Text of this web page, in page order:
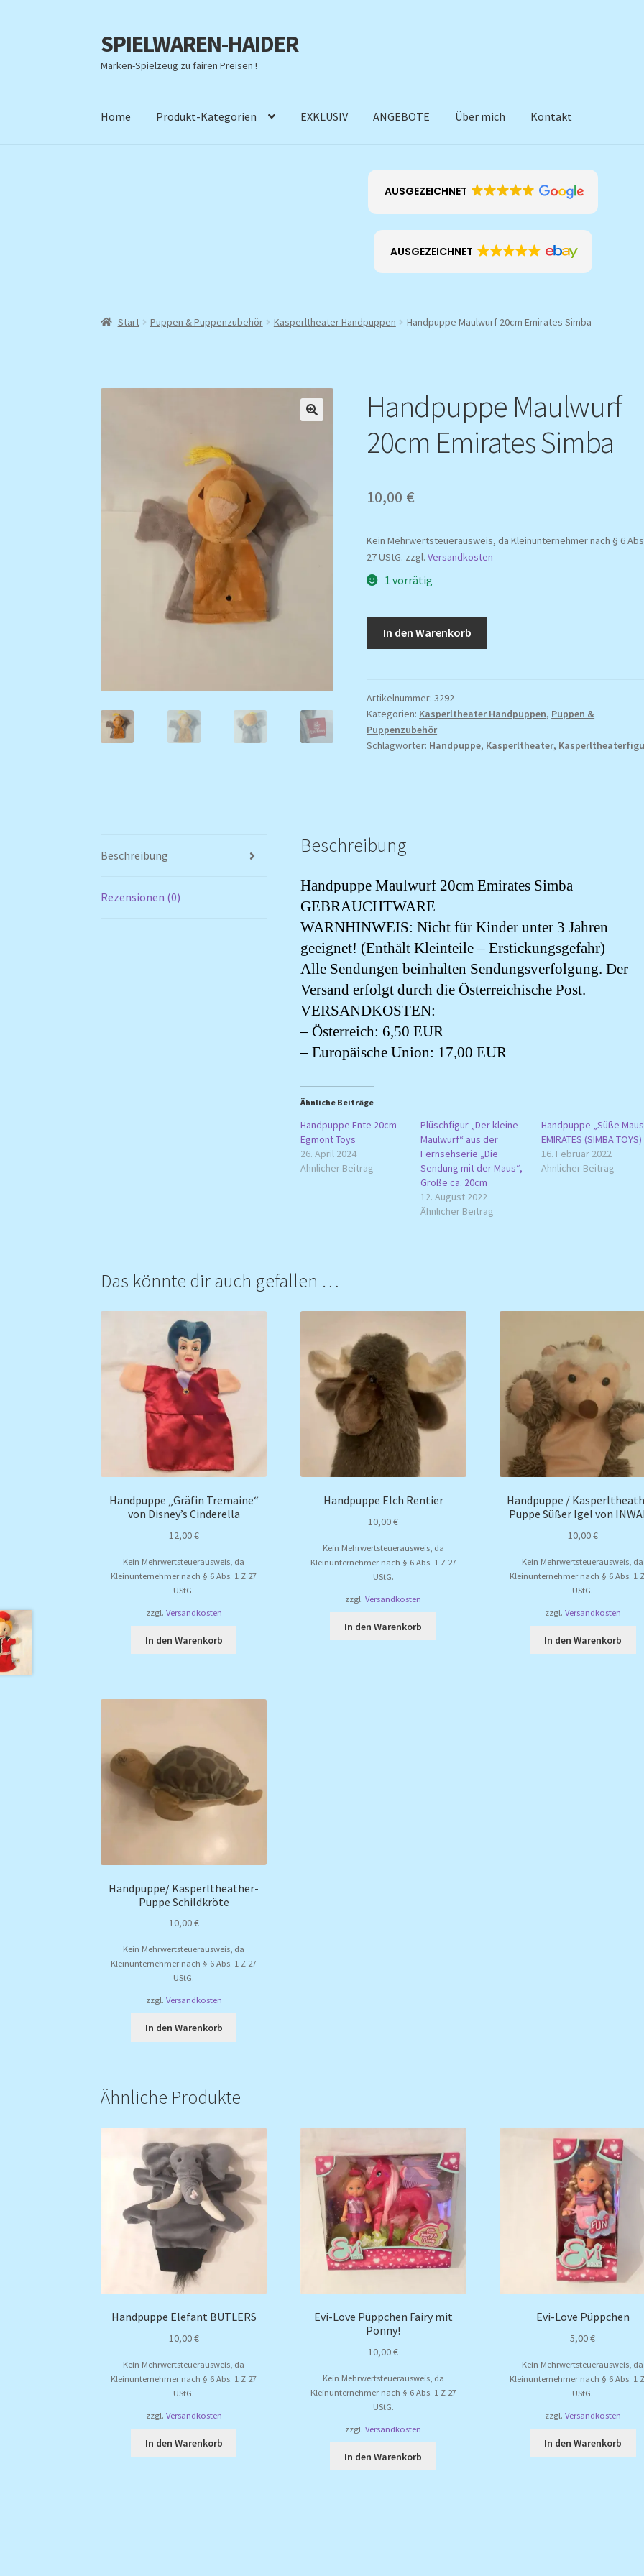
Zur
Navigation
springen
Zum
Inhalt
springen
SPIELWAREN-HAIDER
Marken-Spielzeug zu fairen Preisen !
Home Produkt-Kategorien EXKLUSIV ANGEBOTE Über mich Kontakt
AUSGEZEICHNET
AUSGEZEICHNET
Start Puppen & Puppenzubehör Kasperltheater Handpuppen Handpuppe Maulwurf 20cm Emirates Simba
Handpuppe Maulwurf
20cm Emirates Simba
10,00 €
Kein Mehrwertsteuerausweis, da Kleinunternehmer nach § 6
27 UStG. zzgl.Versandkosten
1 vorrätig
Simba
Menge
In den Warenkorb
Artikelnummer:3292
Kategorien: Kasperltheater Handpuppen, Puppen &
Puppenzubehör
Schlagwörter: Handpuppe, Kasperltheater,
Beschreibung
Rezensionen (0)
Beschreibung
Handpuppe Maulwurf 20cm Emirates Simba
GEBRAUCHTWARE
WARNHINWEIS: Nicht für Kinder unter 3 Jahren
geeignet! (Enthält Kleinteile – Erstickungsgefahr)
Alle Sendungen beinhalten Sendungsverfolgung. Der
Versand erfolgt durch die Österreichische Post.
VERSANDKOSTEN:
– Österreich: 6,50 EUR
– Europäische Union: 17,00 EUR
Ähnliche Beiträge
Handpuppe Ente 20cm
Egmont Toys
26. April 2024
Ähnlicher Beitrag
Plüschfigur „Der kleine
Maulwurf“ aus der
Fernsehserie „Die
Sendung mit der Maus“,
Größe ca. 20cm
12. August 2022
Ähnlicher Beitrag
Handpuppe „Süße
EMIRATES (SIMBA TOYS)
16. Februar 2022
Ähnlicher Beitrag
Das könnte dir auch gefallen …
Handpuppe „Gräfin Tremaine“
von Disney’s Cinderella
12,00€
Kein Mehrwertsteuerausweis, da
Kleinunternehmer nach § 6 Abs. 1 Z 27
UStG.
zzgl. Versandkosten
In den Warenkorb
Handpuppe Elch Rentier
10,00€
Kein Mehrwertsteuerausweis, da
Kleinunternehmer nach § 6 Abs. 1 Z 27
UStG.
zzgl.Versandkosten
In den Warenkorb
Handpuppe /
Puppe Süßer Igel von
10,00€
Kein Mehrwertsteuerausweis, da
Kleinunternehmer nach § 6 Abs. 1
UStG.
zzgl. Versandkosten
In den Warenkorb
Handpuppe/ Kasperltheather-
Puppe Schildkröte
10,00€
Kein Mehrwertsteuerausweis, da
Kleinunternehmer nach § 6 Abs. 1 Z 27
UStG.
zzgl. Versandkosten
In den Warenkorb
Ähnliche Produkte
Handpuppe Elefant BUTLERS
10,00€
Kein Mehrwertsteuerausweis, da
Kleinunternehmer nach § 6 Abs. 1 Z 27
UStG.
zzgl. Versandkosten
In den Warenkorb
Evi-Love Püppchen Fairy mit
Ponny!
10,00€
Kein Mehrwertsteuerausweis, da
Kleinunternehmer nach § 6 Abs. 1 Z 27
UStG.
zzgl.Versandkosten
In den Warenkorb
Evi-Love Püppchen
5,00€
Kein Mehrwertsteuerausweis, da
Kleinunternehmer nach § 6 Abs. 1
UStG.
zzgl. Versandkosten
In den Warenkorb